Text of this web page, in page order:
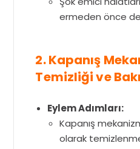
ermeden önce
2. Kapanış
Temizliği ve
Eylem Adımları:
Kapanış
olarak